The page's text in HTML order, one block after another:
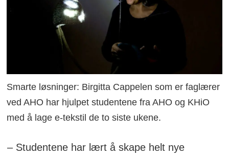
Smarte løsninger: Birgitta Cappelen som er faglærer
ved AHO har hjulpet studentene fra AHO og KHiO
med å lage e-tekstil de to siste ukene.
– Studentene har lært å skape helt nye